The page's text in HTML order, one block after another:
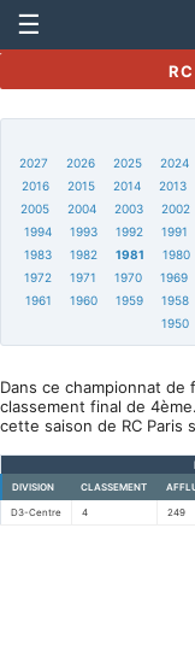
☰
2027
2026 2025 2024
2016
2015 2014 2013
2005
2004 2003 2002
1994
1993 1992 1991
1983
1982 1981 1980
1972
1971 1970 1969
1961
1960 1959 1958
1950
Dans ce championnat de
classement final de
cette saison de RC Paris
DIVISION CLASSEMENT
D3-Centre 4 249